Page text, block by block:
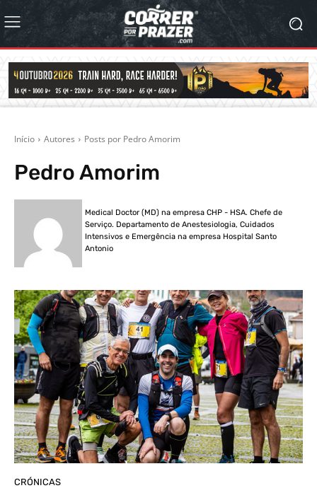
Início Autores Posts por Pedro Amorim
Pedro Amorim
Medical Doctor (MD) na empresa CHP - HSA. Chefe de
Serviço. Departamento de Anestesiologia, Cuidados
Intensivos e Emergência na empresa Hospital Santo
Antonio
CRÓNICAS